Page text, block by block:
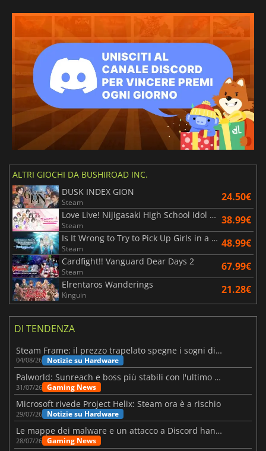
ALTRI GIOCHI DA BUSHIROAD INC.
DUSK INDEX GION
Steam 24.50€
Love Live! Nijigasaki High School Idol Club TOKIMEKI Roadmap to Future
Steam 38.99€
Is It Wrong to Try to Pick Up Girls in a Dungeon? Fullland of Water and Light
Steam 48.99€
Cardfight!! Vanguard Dear Days 2
Steam 67.99€
Elrentaros Wanderings
Kinguin 21.28€
DI TENDENZA
Steam Frame: il prezzo trapelato spegne i sogni di un VR economico
04/08/26 Notizie su Hardware
Palworld: Sunreach e boss più stabili con l'ultimo update
31/07/26 Gaming News
Microsoft rivede Project Helix: Steam ora è a rischio
29/07/26 Notizie su Hardware
Le mappe dei malware e un attacco a Discord hanno colpito Meccha Chameleon
28/07/26 Gaming News